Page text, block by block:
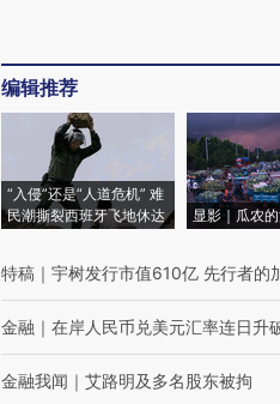
编辑推荐
“入侵”还是“人道危机” 难
民潮撕裂西班牙飞地休达
显影｜瓜农
特稿 ｜ 宇树发行市值610亿 先行者的
金融 ｜ 在岸人民币兑美元汇率连日升
金融我闻 ｜ 艾路明及多名股东被拘